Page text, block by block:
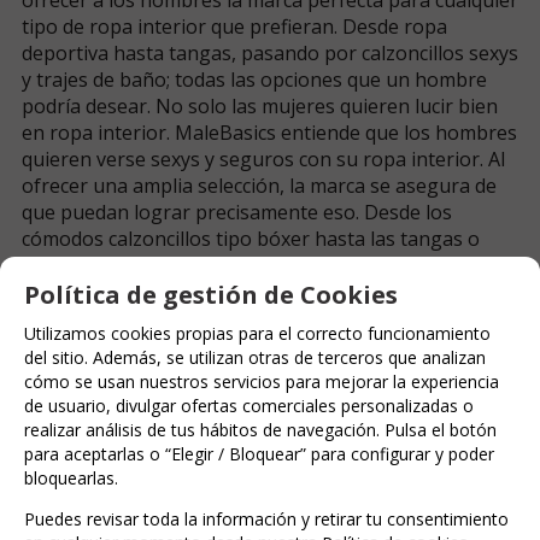
tipo de ropa interior que prefieran. Desde ropa
deportiva hasta tangas, pasando por calzoncillos sexys
y trajes de baño; todas las opciones que un hombre
podría desear. No solo las mujeres quieren lucir bien
en ropa interior. MaleBasics entiende que los hombres
quieren verse sexys y seguros con su ropa interior. Al
ofrecer una amplia selección, la marca se asegura de
que puedan lograr precisamente eso. Desde los
cómodos calzoncillos tipo bóxer hasta las tangas o
tangas que se ajustan al cuerpo; los hombres tienen
una amplia gama de opciones para vestirse para
cualquier ocasión.
FAMILIAS RELACIONADAS
MODA & LENCERÍA Lencería Hombre
Jockstraps
Red Lovers
Política de gestión de Cookies
Utilizamos cookies propias para el correcto funcionamiento
del sitio. Además, se utilizan otras de terceros que analizan
cómo se usan nuestros servicios para mejorar la experiencia
de usuario, divulgar ofertas comerciales personalizadas o
realizar análisis de tus hábitos de navegación. Pulsa el botón
para aceptarlas o “Elegir / Bloquear” para configurar y poder
bloquearlas.
Puedes revisar toda la información y retirar tu consentimiento